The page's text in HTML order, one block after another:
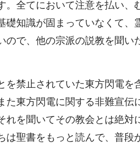
全てにおいて注意を払い、
礎知識が固まっていなくて、
ので、他の宗派の説教を聞い
を禁止されていた東方閃電を
東方閃電に関する非難宣伝
を聞いてその教会とは絶対
は聖書をもっと読んで、普段